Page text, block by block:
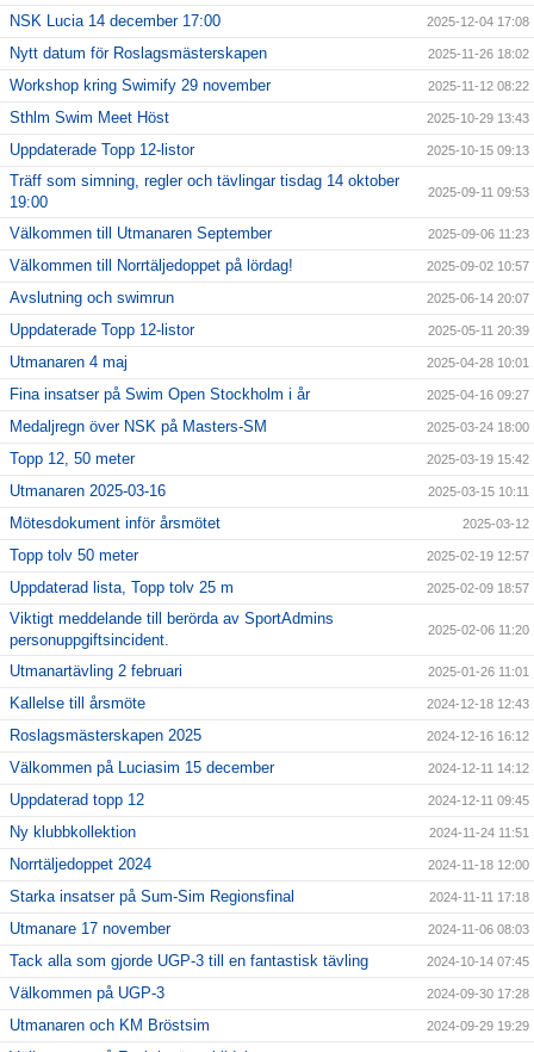
NSK Lucia 14 december 17:00 2025-12-04 17:08
Nytt datum för Roslagsmästerskapen 2025-11-26 18:02
Workshop kring Swimify 29 november 2025-11-12 08:22
Sthlm Swim Meet Höst 2025-10-29 13:43
Uppdaterade Topp 12-listor 2025-10-15 09:13
Träff som simning, regler och tävlingar tisdag 14 oktober
19:00
2025-09-11 09:53
Välkommen till Utmanaren September 2025-09-06 11:23
Välkommen till Norrtäljedoppet på lördag! 2025-09-02 10:57
Avslutning och swimrun 2025-06-14 20:07
Uppdaterade Topp 12-listor 2025-05-11 20:39
Utmanaren 4 maj 2025-04-28 10:01
Fina insatser på Swim Open Stockholm i år 2025-04-16 09:27
Medaljregn över NSK på Masters-SM 2025-03-24 18:00
Topp 12, 50 meter 2025-03-19 15:42
Utmanaren 2025-03-16 2025-03-15 10:11
Mötesdokument inför årsmötet 2025-03-12
Topp tolv 50 meter 2025-02-19 12:57
Uppdaterad lista, Topp tolv 25 m 2025-02-09 18:57
Viktigt meddelande till berörda av SportAdmins
personuppgiftsincident.
2025-02-06 11:20
Utmanartävling 2 februari 2025-01-26 11:01
Kallelse till årsmöte 2024-12-18 12:43
Roslagsmästerskapen 2025 2024-12-16 16:12
Välkommen på Luciasim 15 december 2024-12-11 14:12
Uppdaterad topp 12 2024-12-11 09:45
Ny klubbkollektion 2024-11-24 11:51
Norrtäljedoppet 2024 2024-11-18 12:00
Starka insatser på Sum-Sim Regionsfinal 2024-11-11 17:18
Utmanare 17 november 2024-11-06 08:03
Tack alla som gjorde UGP-3 till en fantastisk tävling 2024-10-14 07:45
Välkommen på UGP-3 2024-09-30 17:28
Utmanaren och KM Bröstsim 2024-09-29 19:29